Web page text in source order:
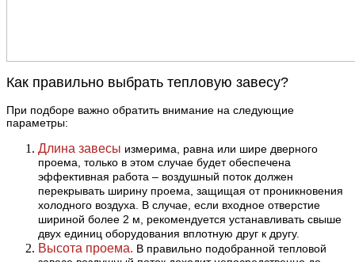
Как правильно выбрать тепловую завесу?
При подборе важно обратить внимание на следующие
параметры:
Длина завесы измерима, равна или шире дверного
проема, только в этом случае будет обеспечена
эффективная работа – воздушный поток должен
перекрывать ширину проема, защищая от проникновения
холодного воздуха. В случае, если входное отверстие
шириной более 2 м, рекомендуется устанавливать свыше
двух единиц оборудования вплотную друг к другу.
Высота проема. В правильно подобранной тепловой